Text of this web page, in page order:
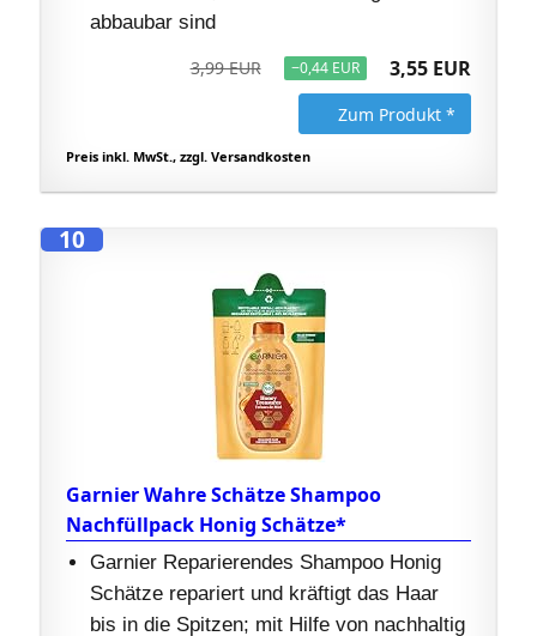
abbaubar sind
3,99 EUR −0,44 EUR 3,55 EUR
Zum Produkt *
Preis inkl. MwSt., zzgl. Versandkosten
10
Garnier Wahre Schätze Shampoo
Nachfüllpack Honig Schätze*
Garnier Reparierendes Shampoo Honig
Schätze repariert und kräftigt das Haar
bis in die Spitzen; mit Hilfe von nachhaltig